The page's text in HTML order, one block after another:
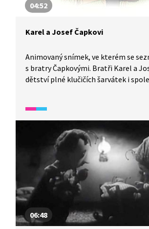
04:52
Karel a Josef Čapkovi
Animovaný snímek, ve kterém se
s bratry Čapkovými. Bratři Karel a
dětství plné klučičích šarvátek i
do kterého se vplížili mloci. Karel
za literaturu, věděli jste to?
06:48